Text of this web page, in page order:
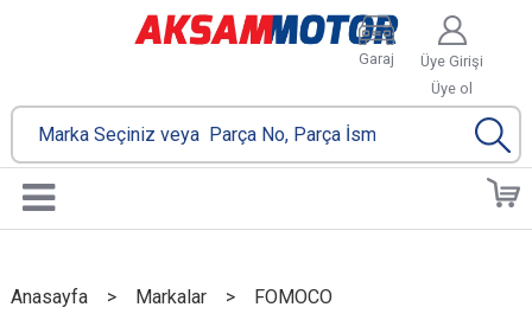
Üye Girişi
Üye ol
Garaj
Anasayfa > Markalar > FOMOCO